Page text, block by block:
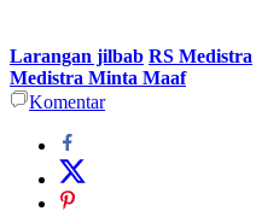
Larangan jilbab RS Medistra
Medistra Minta Maaf
Komentar